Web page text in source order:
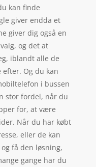
kan finde
giver endda et
giver dig også en
og det at
iblandt alle de
Og du kan
i bussen
stor fordel, når du
for, at være
Når du har købt
eller de kan
få den løsning,
gange har du